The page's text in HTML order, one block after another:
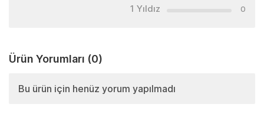
1 Yıldız 0
Ürün Yorumları (0)
Bu ürün için henüz yorum yapılmadı